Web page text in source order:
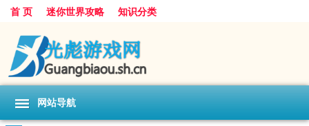
首 页 迷你世界攻略 知识分类
网站导航